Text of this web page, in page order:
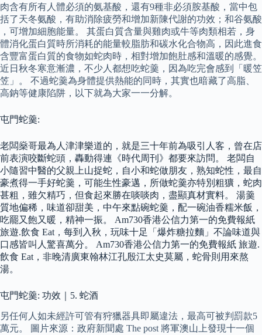
肉含有所有人體必須的氨基酸，還有9種非必須胺基酸，當中包
括了天冬氨酸，有助消除疲勞和增加新陳代謝的功效；和谷氨酸
，可增加細胞能量。 其蛋白質含量與雞肉或牛等肉類相若，身
體消化蛋白質時所消耗的能量較脂肪和碳水化合物高，因此進食
含豐富蛋白質的食物如蛇肉時，相對增加飽肚感和溫暖的感覺。
近日秋冬寒意漸濃，不少人都想吃蛇羹，因為吃完會感到「暖笠
笠」。 不過蛇羹為身體提供熱能的同時，其實也暗藏了高脂、
高鈉等健康陷阱，以下就為大家一一分解。
屯門蛇羹:
老闆燊哥最為人津津樂道的，就是三十年前為吸引人客，曾在店
前表演咬斷蛇頭，轟動得連《時代周刊》都要來訪問。 老闆自
小隨習中醫的父親上山捉蛇，自小和蛇做朋友，熟知蛇性，最自
豪煮得一手好蛇羹，可能生性豪邁，所做蛇羹亦特別粗獷，蛇肉
甚粗，雖欠精巧，但食起來勝在啖啖肉，盡顯真材實料。 湯羹
質地偏稀，味道卻甜美，中午來點碗蛇羹，配一碗油香糯米飯，
吃罷又飽又暖，精神一振。 Am730香港公信力第一的免費報紙
旅遊.飲食 Eat，每到入秋，玩味十足「爆炸糖拉麵」不論味道與
口感皆叫人驚喜萬分。 Am730香港公信力第一的免費報紙 旅遊.
飲食 Eat，非晚清廣東翰林江孔殷江太史莫屬，蛇骨則用來熬
湯。
屯門蛇羹: 功效｜5. 蛇酒
另任何人如未經許可管有狩獵器具即屬違法，最高可被判罰款5
萬元。 圖片來源：政府新聞處 The post 將軍澳山上發現十一個